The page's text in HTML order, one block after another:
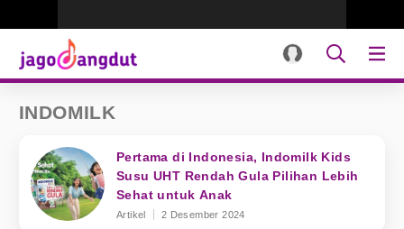
INDOMILK
Pertama di Indonesia, Indomilk Kids
Susu UHT Rendah Gula Pilihan Lebih
Sehat untuk Anak
Artikel 2 Desember 2024